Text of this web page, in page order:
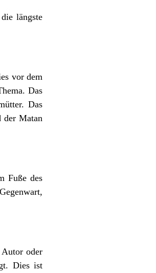
längste
vor dem
Das
Das
der Matan
Fuße des
oder
Dies ist